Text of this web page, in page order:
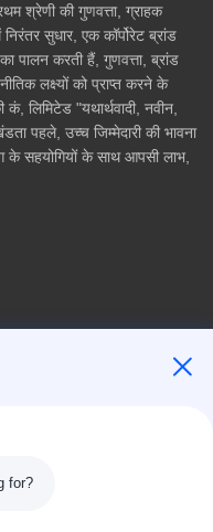
श्रेणी की गुणवत्ता, ग्राहक
सुधार, एक कॉर्पोरेट ब्रांड
पालन करती हैं, गुणवत्ता, ब्रांड
लक्ष्यों को प्राप्त करने के
कं, लिमिटेड "यथार्थवादी, नवीन,
पहले, उच्च जिम्मेदारी की भावना
के सहयोगियों के साथ आपसी लाभ,
for?